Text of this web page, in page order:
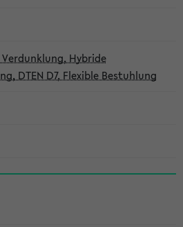
Hybride
DTEN D7, Flexible Bestuhlung